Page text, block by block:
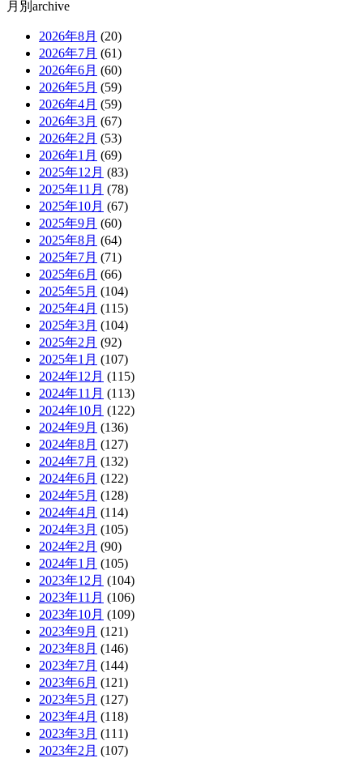
月別archive
2026年8月 (20)
2026年7月 (61)
2026年6月 (60)
2026年5月 (59)
2026年4月 (59)
2026年3月 (67)
2026年2月 (53)
2026年1月 (69)
2025年12月 (83)
2025年11月 (78)
2025年10月 (67)
2025年9月 (60)
2025年8月 (64)
2025年7月 (71)
2025年6月 (66)
2025年5月 (104)
2025年4月 (115)
2025年3月 (104)
2025年2月 (92)
2025年1月 (107)
2024年12月 (115)
2024年11月 (113)
2024年10月 (122)
2024年9月 (136)
2024年8月 (127)
2024年7月 (132)
2024年6月 (122)
2024年5月 (128)
2024年4月 (114)
2024年3月 (105)
2024年2月 (90)
2024年1月 (105)
2023年12月 (104)
2023年11月 (106)
2023年10月 (109)
2023年9月 (121)
2023年8月 (146)
2023年7月 (144)
2023年6月 (121)
2023年5月 (127)
2023年4月 (118)
2023年3月 (111)
2023年2月 (107)